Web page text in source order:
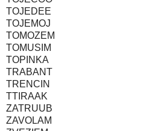
TOJEDEE
TOJEMOJ
TOMOZEM
TOMUSIM
TOPINKA
TRABANT
TRENCIN
TTIRAAK
ZATRUUB
ZAVOLAM